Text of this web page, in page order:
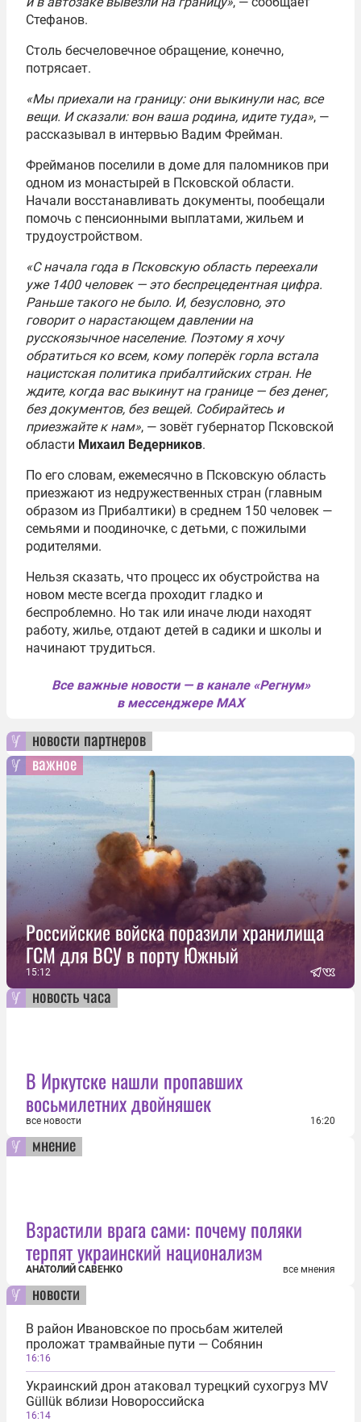
Стефанов.
Столь бесчеловечное обращение, конечно,
потрясает.
«Мы приехали на границу: они выкинули нас, все
вещи. И сказали: вон ваша родина, идите туда», —
рассказывал в интервью Вадим Фрейман.
Фрейманов поселили в доме для паломников при
одном из монастырей в Псковской области.
Начали восстанавливать документы, пообещали
помочь с пенсионными выплатами, жильем и
трудоустройством.
«С начала года в Псковскую область переехали
уже 1400 человек — это беспрецедентная цифра.
Раньше такого не было. И, безусловно, это
говорит о нарастающем давлении на
русскоязычное население. Поэтому я хочу
обратиться ко всем, кому поперёк горла встала
нацистская политика прибалтийских стран. Не
ждите, когда вас выкинут на границе — без денег,
без документов, без вещей. Собирайтесь и
приезжайте к нам», — зовёт губернатор Псковской
области Михаил Ведерников.
По его словам, ежемесячно в Псковскую область
приезжают из недружественных стран (главным
образом из Прибалтики) в среднем 150 человек —
семьями и поодиночке, с детьми, с пожилыми
родителями.
Нельзя сказать, что процесс их обустройства на
новом месте всегда проходит гладко и
беспроблемно. Но так или иначе люди находят
работу, жилье, отдают детей в садики и школы и
начинают трудиться.
Все важные новости — в канале «Регнум»
в мессенджере MAX
новости партнеров
важное
Российские войска поразили хранилища
ГСМ для ВСУ в порту Южный
15:12
новость часа
В Иркутске нашли пропавших
восьмилетних двойняшек
все новости 16:20
мнение
Взрастили врага сами: почему поляки
терпят украинский национализм
АНАТОЛИЙ САВЕНКО все мнения
новости
В район Ивановское по просьбам жителей
проложат трамвайные пути — Собянин
16:16
Украинский дрон атаковал турецкий сухогруз MV
Güllük вблизи Новороссийска
16:14